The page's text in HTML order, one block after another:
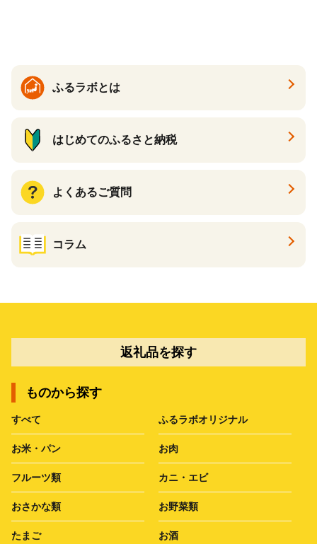
ふるラボとは
はじめてのふるさと納税
よくあるご質問
コラム
返礼品を探す
ものから探す
すべて ふるラボオリジナル
お米・パン お肉
フルーツ類 カニ・エビ
おさかな類 お野菜類
たまご お酒